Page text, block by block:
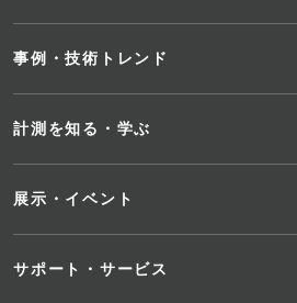
タ
ー
メ
ュ
ー
事例・技術トレンド
計測を知る・学ぶ
展示・イベント
サポート・サービス